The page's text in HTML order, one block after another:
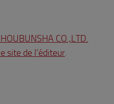
CO.,LTD.
site de l’éditeur.